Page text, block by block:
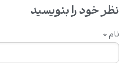
نظر خود را بنویسید
نام *